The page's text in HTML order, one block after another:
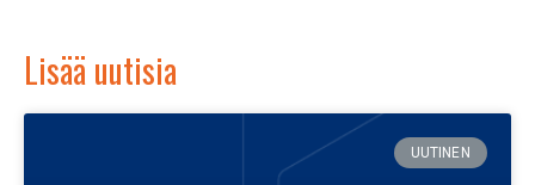
Lisää uutisia
UUTINEN